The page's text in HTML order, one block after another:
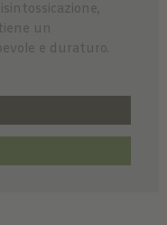
un
e duraturo.